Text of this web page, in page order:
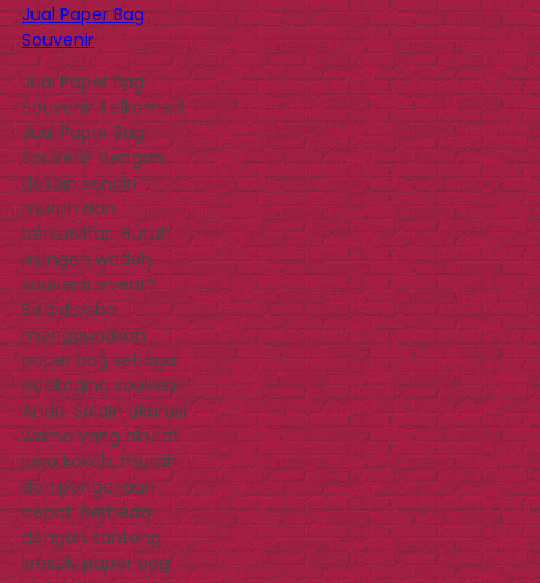
Jual Paper Bag
Souvenir
Jual Paper Bag
Souvenir Telkomsel
Jual Paper Bag
Souvenir dengan
desain sendiri
murah dan
berkualitas. Butuh
jinjingan wadah
souvenir event?
Bisa dicoba
menggunakan
paper bag sebagai
packaging souvenir
Anda. Selain akurasi
warna yang akurat
juga kokoh, murah
dan pengerjaan
cepat. Berbeda
dengan kantong
kresek, paper bag